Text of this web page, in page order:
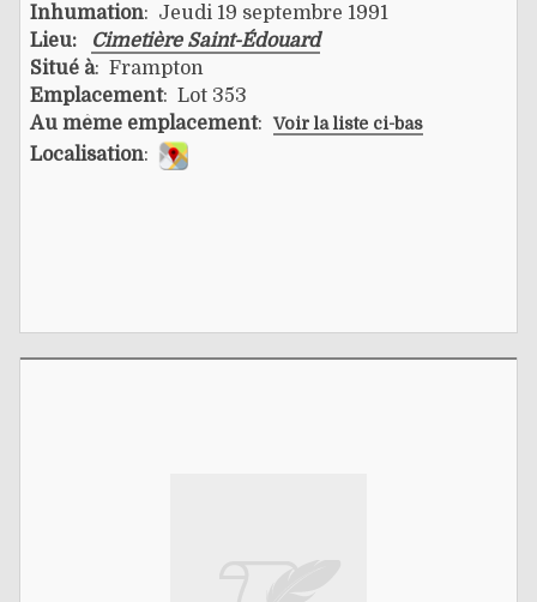
Inhumation: Jeudi 19 septembre 1991
Lieu:
Cimetière Saint-Édouard
Situé à: Frampton
Emplacement: Lot 353
Au même emplacement: Voir la liste ci-bas
Localisation: